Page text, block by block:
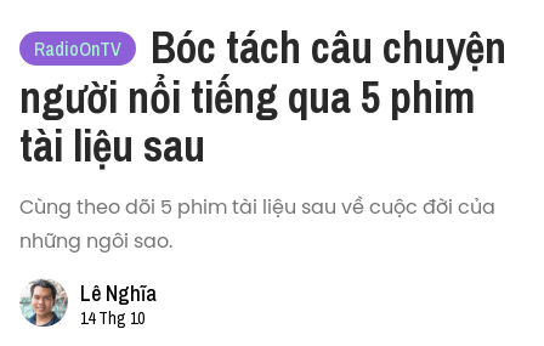
RadioOnTV
Bóc tách câu chuyện
người nổi tiếng qua 5 phim
tài liệu sau
Cùng theo dõi 5 phim tài liệu sau về cuộc đời của
những ngôi sao.
Lê Nghĩa
14 Thg 10